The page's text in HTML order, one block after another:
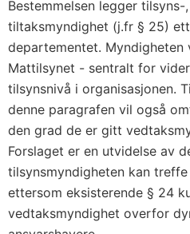
Bestemmelsen legger
tiltaksmyndighet (j.fr § 25)
departementet.
Mattilsynet - sentralt for
tilsynsnivå i organisasjonen.
denne paragrafen vil også
den grad de er gitt
Forslaget er en utvidelse av
tilsynsmyndigheten kan
ettersom eksisterende § 24
vedtaksmyndighet overfor